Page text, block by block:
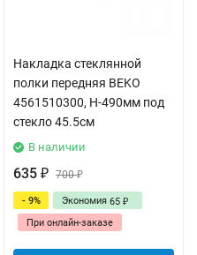
Накладка стеклянной
полки передняя BEKO
4561510300, Н-490мм под
стекло 45.5см
В наличии
635 ₽ 700₽
- 9% Экономия 65 ₽
При онлайн-заказе